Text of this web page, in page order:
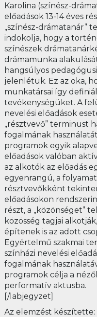
Karolina (színész-
előadások 13-14 éves
„színész-drámatanár”
indokolja, hogy a
színészek
drámamunka
hangsúlyos
jelenlétük. Ez az oka,
munkatársai így
tevékenységüket. A
nevelési előadások
„résztvevő” terminust
fogalmának
programok egyik
előadások valóban
az alkotók az előadás
egyenrangú, a
résztvevőkként
előadásokon
részt, a „közönséget”
közösség tagjai
építenek is az adott
Egyértelmű szakmai
színházi nevelési
fogalmának
programok célja a
performatív aktusba.
[/labjegyzet]
Az elemzést készítette: